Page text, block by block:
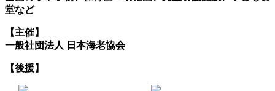
堂など
【主催】
一般社団法人 日本海老協会
【後援】